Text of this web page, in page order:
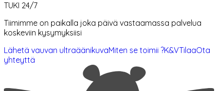
TUKI 24/7
Tiimimme on paikalla joka päivä vastaamassa palvelua
koskeviin kysymyksiisi
Lähetä vauvan ultraäänikuvaMiten se toimii ?K&VTilaaOta
yhteyttä